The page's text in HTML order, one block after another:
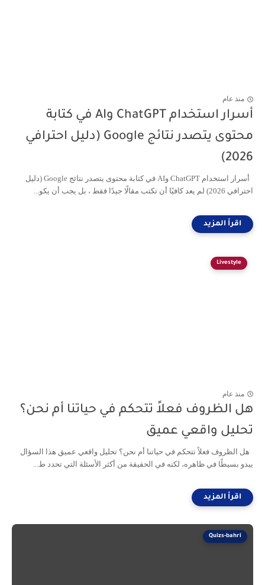
منذ عام
أسرار استخدام ChatGPT وAI في كتابة
محتوى يتصدر نتائج Google (دليل احترافي
2026)
أسرار استخدام ChatGPT وAI في كتابة محتوى يتصدر نتائج Google (دليل
احترافي 2026) لم يعد كافيًا أن تكتب مقالًا جيدًا فقط ، بل يجب أن يكو...
Livestyle
منذ عام
هل الظروف فعلاً تتحكم في حياتنا أم نحن؟
تحليل واقعي عميق
هل الظروف فعلاً تتحكم في حياتنا أم نحن؟ تحليل واقعي عميق هذا السؤال
يبدو بسيطًا في ظاهره، لكنه في الحقيقة من أكثر الأسئلة التي تحدد ط...
Quizs-bahri